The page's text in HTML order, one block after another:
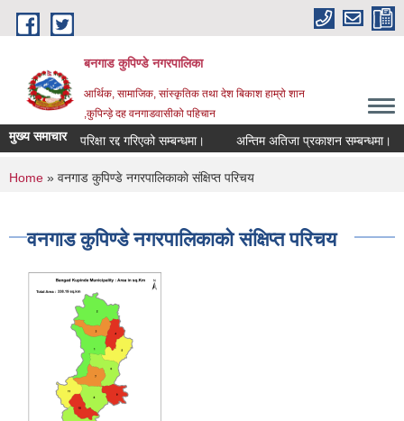
Skip to main content
बनगाड कुपिण्डे नगरपालिका
आर्थिक, सामाजिक, सांस्कृतिक तथा देश बिकाश हाम्रो शान
,कुपिन्ड़े दह वनगाडवासीको पहिचान
मुख्य समाचारपरिक्षा रद्द गरिएको सम्बन्धमा। अन्तिम अतिजा प्रकाशन सम्बन्धमा।
You are here
Home » वनगाड कुपिण्डे नगरपालिकाकाे संक्षिप्त परिचय
वनगाड कुपिण्डे नगरपालिकाकाे संक्षिप्त परिचय